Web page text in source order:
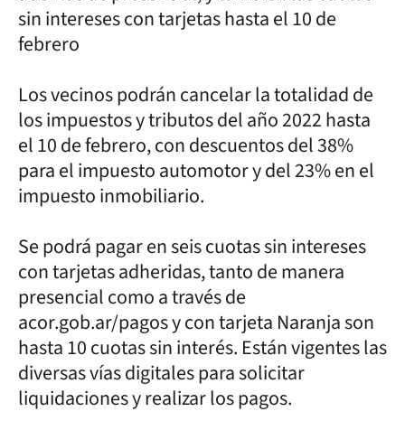
sin intereses con tarjetas hasta el 10 de
febrero
Los vecinos podrán cancelar la totalidad de
los impuestos y tributos del año 2022 hasta
el 10 de febrero, con descuentos del 38%
para el impuesto automotor y del 23% en el
impuesto inmobiliario.
Se podrá pagar en seis cuotas sin intereses
con tarjetas adheridas, tanto de manera
presencial como a través de
acor.gob.ar/pagos y con tarjeta Naranja son
hasta 10 cuotas sin interés. Están vigentes las
diversas vías digitales para solicitar
liquidaciones y realizar los pagos.